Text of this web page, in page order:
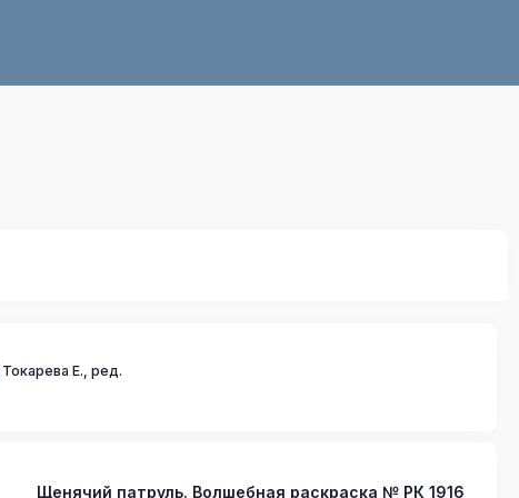
Токарева Е., ред.
Щенячий патруль. Волшебная раскраска № РК 1916